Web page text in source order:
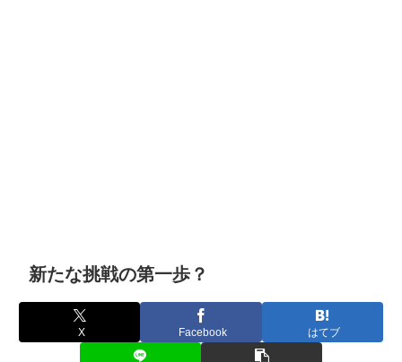
新たな挑戦の第一歩？
X Facebook はてブ